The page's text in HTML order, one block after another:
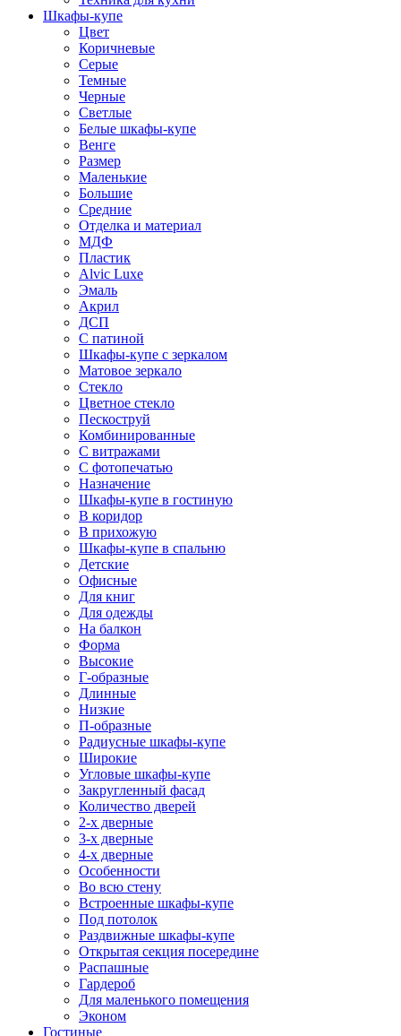
Шкафы-купе
Цвет
Коричневые
Серые
Темные
Черные
Светлые
Белые шкафы-купе
Венге
Размер
Маленькие
Большие
Средние
Отделка и материал
МДФ
Пластик
Alvic Luxe
Эмаль
Акрил
ДСП
С патиной
Шкафы-купе с зеркалом
Матовое зеркало
Стекло
Цветное стекло
Пескоструй
Комбинированные
С витражами
С фотопечатью
Назначение
Шкафы-купе в гостиную
В коридор
В прихожую
Шкафы-купе в спальню
Детские
Офисные
Для книг
Для одежды
На балкон
Форма
Высокие
Г-образные
Длинные
Низкие
П-образные
Радиусные шкафы-купе
Широкие
Угловые шкафы-купе
Закругленный фасад
Количество дверей
2-х дверные
3-х дверные
4-х дверные
Особенности
Во всю стену
Встроенные шкафы-купе
Под потолок
Раздвижные шкафы-купе
Открытая секция посередине
Распашные
Гардероб
Для маленького помещения
Эконом
Гостиные